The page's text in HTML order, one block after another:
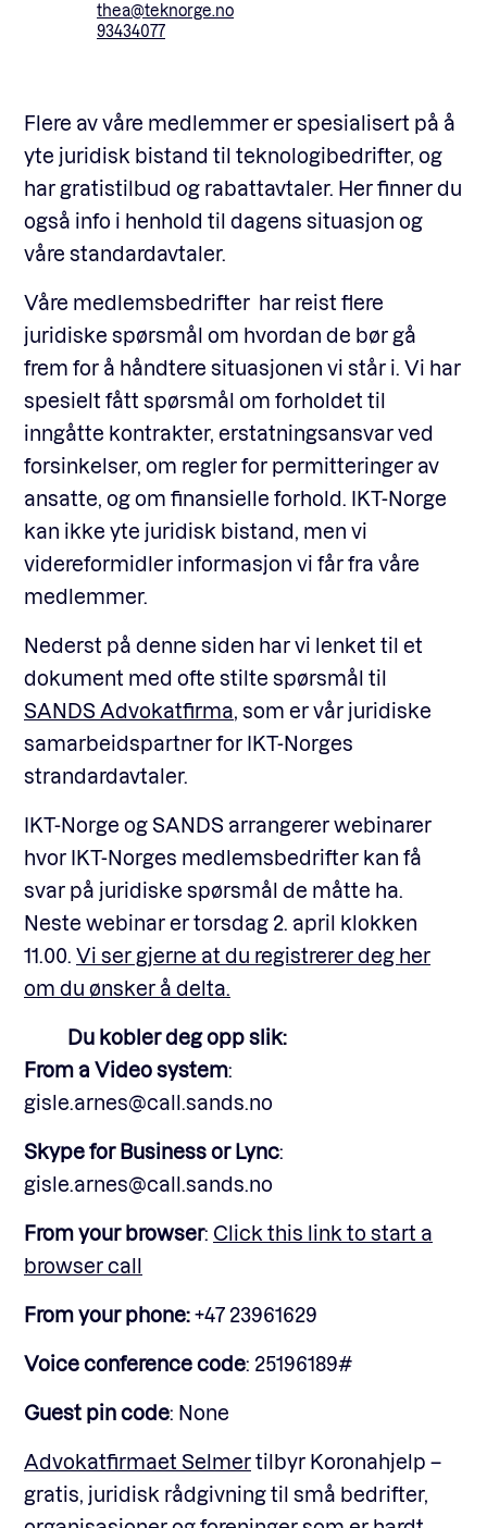
thea@teknorge.no
93434077
Flere av våre medlemmer er spesialisert på å
yte juridisk bistand til teknologibedrifter, og
har gratistilbud og rabattavtaler. Her finner du
også info i henhold til dagens situasjon og
våre standardavtaler.
Våre medlemsbedrifter har reist flere
juridiske spørsmål om hvordan de bør gå
frem for å håndtere situasjonen vi står i. Vi har
spesielt fått spørsmål om forholdet til
inngåtte kontrakter, erstatningsansvar ved
forsinkelser, om regler for permitteringer av
ansatte, og om finansielle forhold. IKT-Norge
kan ikke yte juridisk bistand, men vi
videreformidler informasjon vi får fra våre
medlemmer.
Nederst på denne siden har vi lenket til et
dokument med ofte stilte spørsmål til
SANDS Advokatfirma , som er vår juridiske
samarbeidspartner for IKT-Norges
strandardavtaler.
IKT-Norge og SANDS arrangerer webinarer
hvor IKT-Norges medlemsbedrifter kan få
svar på juridiske spørsmål de måtte ha.
Neste webinar er torsdag 2. april klokken
11.00. Vi ser gjerne at du registrerer deg her
om du ønsker å delta.
Du kobler deg opp slik:
From a Video system:
gisle.arnes@call.sands.no
Skype for Business or Lync:
gisle.arnes@call.sands.no
From your browser: Click this link to start a
browser call
From your phone:+47 23961629
Voice conference code: 25196189#
Guest pin code: None
Advokatfirmaet Selmertilbyr Koronahjelp –
gratis, juridisk rådgivning til små bedrifter,